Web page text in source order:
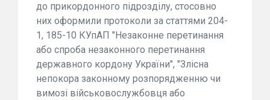
до прикордонного підрозділу, стосовно
них оформили протоколи за статтями 204-
1, 185-10 КУпАП "Незаконне перетинання
або спроба незаконного перетинання
державного кордону України", "Злісна
непокора законному розпорядженню чи
вимозі військовослужбовця або